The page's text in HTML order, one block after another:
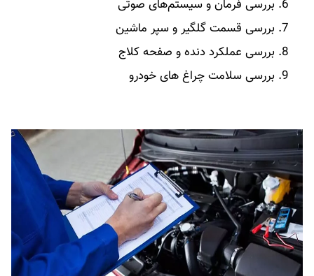
بررسی فرمان و سیستم‌های صوتی
بررسی قسمت گلگیر و سپر ماشین
بررسی عملکرد دنده و صفحه کلاج
بررسی سلامت چراغ های خودرو